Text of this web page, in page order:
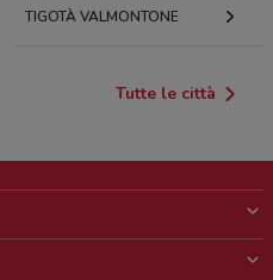
TIGOTÀ VALMONTONE
Tutte le città